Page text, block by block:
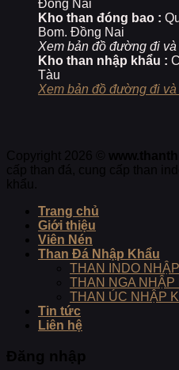
Đồng Nai
Kho than đóng bao :
Bom. Đồng Nai
Xem bản đồ đường đi và
Kho than nhập khẩu :
Tàu
Xem bản đồ đường đi và
Copyright 2026 ©
cấp than đá, cung cấp than
khẩu
.
Trang chủ
Giới thiệu
Viên Nén
Than Đá Nhập Khẩu
THAN INDO
THAN NGA NHẬP
THAN ÚC NHẬP
Tin tức
Liên hệ
Đăng nhập